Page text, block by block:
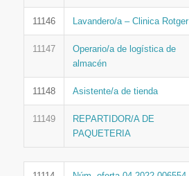
11146 Lavandero/a – Clinica Rotger
11147
Operario/a de logística de
almacén
11148 Asistente/a de tienda
11149
REPARTIDOR/A DE
PAQUETERIA